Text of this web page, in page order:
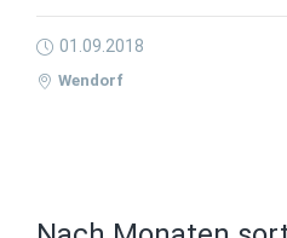
01.09.2018
Wendorf